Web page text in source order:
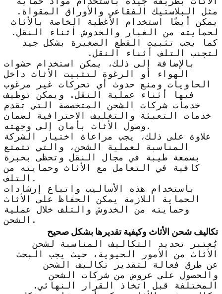
مثل البلاستيك الفقاعي والأوراق المقواة.
يمكن أيضًا استخدام الأغطية الخاصة بالأثاث
لحمايته من الغبار والخدوش أثناء النقل.
كما يجب تثبيت القطع الصغيرة بشكل جيد
لتجنب التلف أثناء النقل.
بالإضافة إلى ذلك، يمكن استخدام حشوات
الهواء أو الرغوة لتثبيت الأثاث داخل
الحاويات ومنع حدوث أي تحركات غير مرغوب
فيها أثناء عملية النقل. ويمكن توظيف
خدمات شركات الشحن المتخصصة التي تقدم
خدمات التعبئة والتغليف الاحترافية لضمان
وصول الأثاث بأمان إلى وجهته.
علاوة على ذلك، يجب مراعاة اختيار الشركة
المناسبة لعملية الشحن، والتي تتمتع
بسمعة طيبة في مجال النقل وتحظى بخبرة
كافية في التعامل مع الأثاث وحمايته من
التلف.
باستخدام هذه الأساليب واتباع إرشادات
الحماية اللازمة يمكن الحفاظ على الأثاث
وحمايته من الخدوش والتلف خلال عملية
الشحن.
تكاليف شحن الأثاث وكيفية تقديرها بشكل صحيح
يُعتبر تحديد التكاليف المناسبة لشحن
الأثاث من الأمور الحيوية، حيث يجب البحث
عن طرق فعالة لتقدير تكاليف الشحن
والحصول على عروض من شركات الشحن
المختلفة قبل اتخاذ القرار النهائي.